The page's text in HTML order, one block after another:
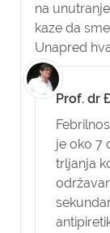
na
kaze da
Unapred
Prof. dr
je oko 7
trljanja